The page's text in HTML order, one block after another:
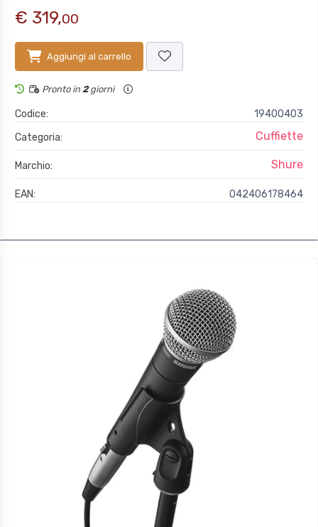
€ 319,00
Aggiungi al carrello
Pronto in 2giorni
Codice:
19400403
Categoria:
Cuffiette
Marchio: Shure
EAN: 042406178464